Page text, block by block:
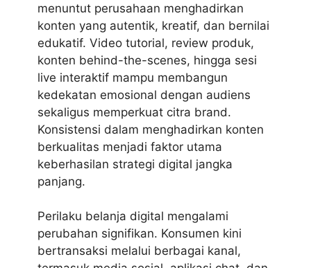
menuntut perusahaan menghadirkan
konten yang autentik, kreatif, dan bernilai
edukatif. Video tutorial, review produk,
konten behind-the-scenes, hingga sesi
live interaktif mampu membangun
kedekatan emosional dengan audiens
sekaligus memperkuat citra brand.
Konsistensi dalam menghadirkan konten
berkualitas menjadi faktor utama
keberhasilan strategi digital jangka
panjang.
Perilaku belanja digital mengalami
perubahan signifikan. Konsumen kini
bertransaksi melalui berbagai kanal,